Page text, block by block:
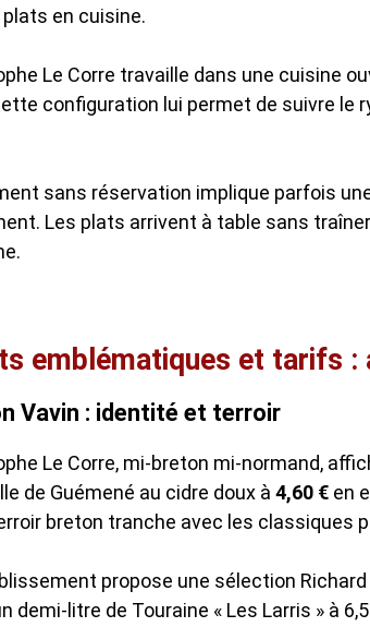
en cuisine.
Le Corre travaille dans une cuisine
configuration lui permet de suivre le
sans réservation implique parfois
Les plats arrivent à table sans
emblématiques et tarifs :
Vavin : identité et terroir
Le Corre, mi-breton mi-normand,
de Guémené au cidre doux à 4,60 € en
breton tranche avec les classiques
propose une sélection
demi-litre de Touraine « Les Larris » à